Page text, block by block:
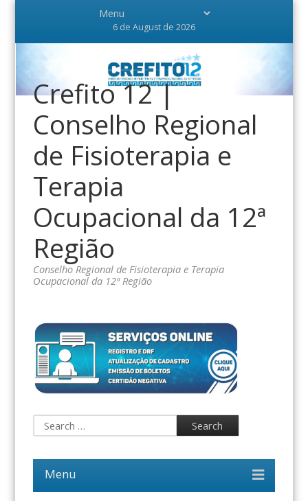
6 de August de 2026
Crefito 12 |
Conselho Regional
de Fisioterapia e
Terapia
Ocupacional da 12ª
Região
Conselho Regional de Fisioterapia e Terapia
Ocupacional da 12ª Região